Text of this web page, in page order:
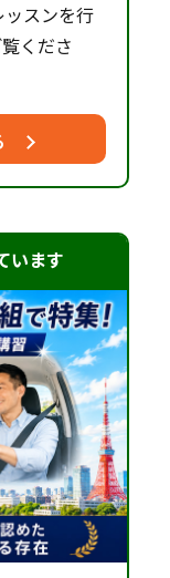
スンを行
くださ
います